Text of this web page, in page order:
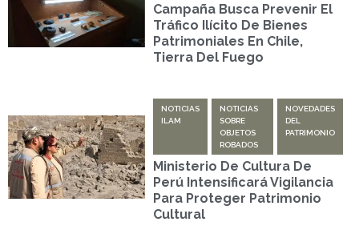
Campaña Busca Prevenir El
Tráfico Ilícito De Bienes
Patrimoniales En Chile,
Tierra Del Fuego
NOTICIAS
ILAM
NOTICIAS
SOBRE
OBJETOS
ROBADOS
NOVEDADES
DEL
PATRIMONIO
Ministerio De Cultura De
Perú Intensificará Vigilancia
Para Proteger Patrimonio
Cultural